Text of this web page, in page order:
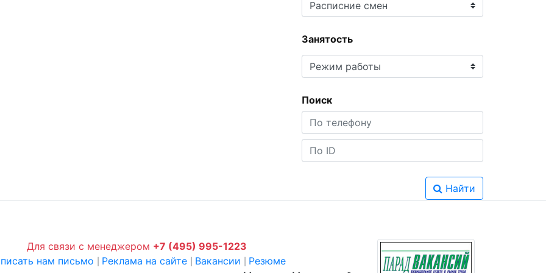
Занятость
Поиск
Найти
Для связи с менеджером +7 (495) 995-1223
нам письмо
Реклама на сайте Вакансии
Резюме